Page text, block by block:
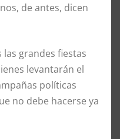
de antes, dicen
grandes fiestas
levantarán el
políticas
no debe hacerse ya